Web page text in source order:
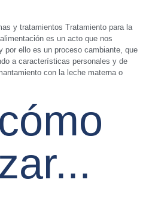
y tratamientos Tratamiento para la
es un acto que nos
por ello es un proceso cambiante, que
a características personales y de
con la leche materna o